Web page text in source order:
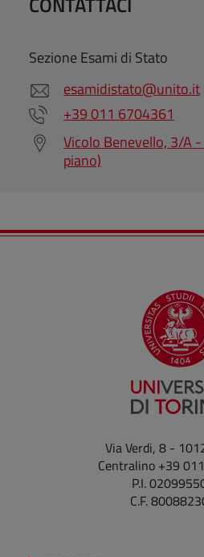
Sezione Esami di Stato
esamidistato@unito.it
+39 011 6704361
Vicolo Benevello, 3/A
piano)
Via Verdi, 8 -
Centralino +39
P.I.
C.F.